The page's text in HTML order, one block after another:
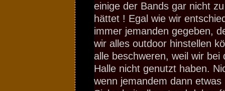
einige der Bands gar nicht
hättet ! Egal wie wir
immer jemanden gegeben,
wir alles outdoor hinstellen
alle beschweren, weil wir bei
Halle nicht genutzt haben.
wenn jemandem dann